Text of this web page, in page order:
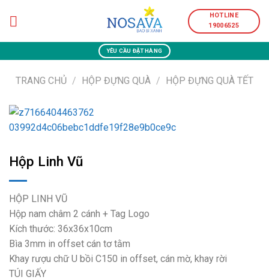
HOTLINE
19006525
YÊU CẦU ĐẶT HÀNG
TRANG CHỦ / HỘP ĐỰNG QUÀ / HỘP ĐỰNG QUÀ TẾT
Hộp Linh Vũ
HỘP LINH VŨ
Hộp nam châm 2 cánh + Tag Logo
Kích thước: 36x36x10cm
Bìa 3mm in offset cán tơ tằm
Khay rượu chữ U bồi C150 in offset, cán mờ, khay rời
TÚI GIẤY